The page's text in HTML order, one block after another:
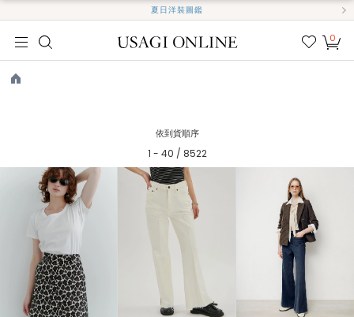
夏日洋裝圖鑑
我的
0
依到貨順序
1 - 40 / 8522